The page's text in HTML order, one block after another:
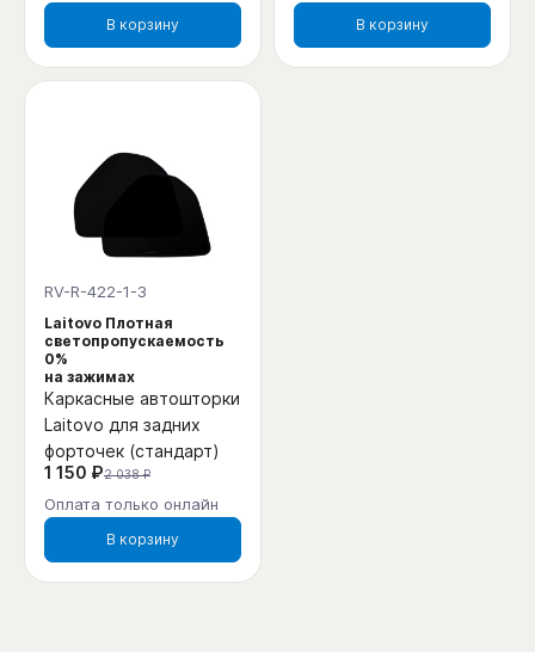
В корзину В корзину
RV-R-422-1-3
Laitovo Плотная
светопропускаемость
0%
на зажимах
Каркасные автошторки
Laitovo для задних
форточек (стандарт)
1 150 ₽2 038 ₽
Оплата только онлайн
В корзину